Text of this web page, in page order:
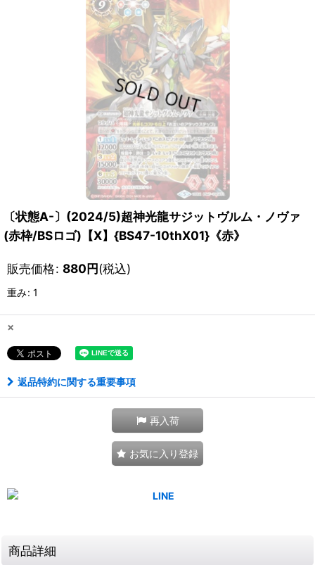
〔状態A-〕(2024/5)超神光龍サジットヴルム・ノヴァ
(赤枠/BSロゴ)【X】{BS47-10thX01}《赤》
販売価格: 880円(税込)
重み: 1
×
返品特約に関する重要事項
再入荷
お気に入り登録
商品詳細